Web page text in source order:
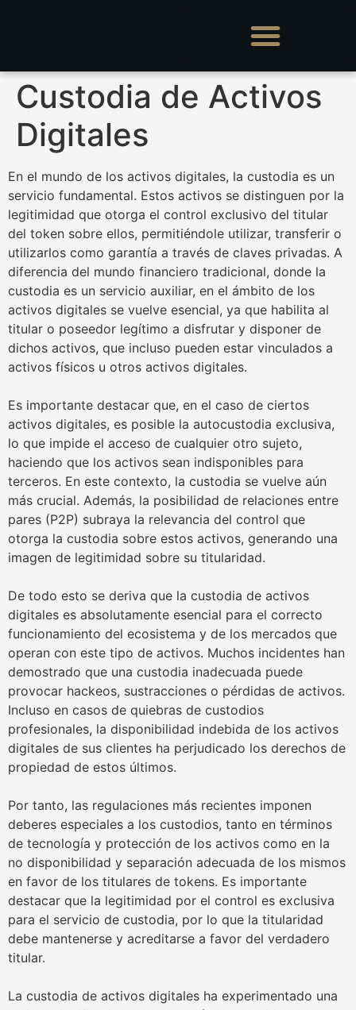
Custodia de Activos
Digitales
En el mundo de los activos digitales, la custodia es un
servicio fundamental. Estos activos se distinguen por la
legitimidad que otorga el control exclusivo del titular
del token sobre ellos, permitiéndole utilizar, transferir o
utilizarlos como garantía a través de claves privadas. A
diferencia del mundo financiero tradicional, donde la
custodia es un servicio auxiliar, en el ámbito de los
activos digitales se vuelve esencial, ya que habilita al
titular o poseedor legítimo a disfrutar y disponer de
dichos activos, que incluso pueden estar vinculados a
activos físicos u otros activos digitales.
Es importante destacar que, en el caso de ciertos
activos digitales, es posible la autocustodia exclusiva,
lo que impide el acceso de cualquier otro sujeto,
haciendo que los activos sean indisponibles para
terceros. En este contexto, la custodia se vuelve aún
más crucial. Además, la posibilidad de relaciones entre
pares (P2P) subraya la relevancia del control que
otorga la custodia sobre estos activos, generando una
imagen de legitimidad sobre su titularidad.
De todo esto se deriva que la custodia de activos
digitales es absolutamente esencial para el correcto
funcionamiento del ecosistema y de los mercados que
operan con este tipo de activos. Muchos incidentes han
demostrado que una custodia inadecuada puede
provocar hackeos, sustracciones o pérdidas de activos.
Incluso en casos de quiebras de custodios
profesionales, la disponibilidad indebida de los activos
digitales de sus clientes ha perjudicado los derechos de
propiedad de estos últimos.
Por tanto, las regulaciones más recientes imponen
deberes especiales a los custodios, tanto en términos
de tecnología y protección de los activos como en la
no disponibilidad y separación adecuada de los mismos
en favor de los titulares de tokens. Es importante
destacar que la legitimidad por el control es exclusiva
para el servicio de custodia, por lo que la titularidad
debe mantenerse y acreditarse a favor del verdadero
titular.
La custodia de activos digitales ha experimentado una